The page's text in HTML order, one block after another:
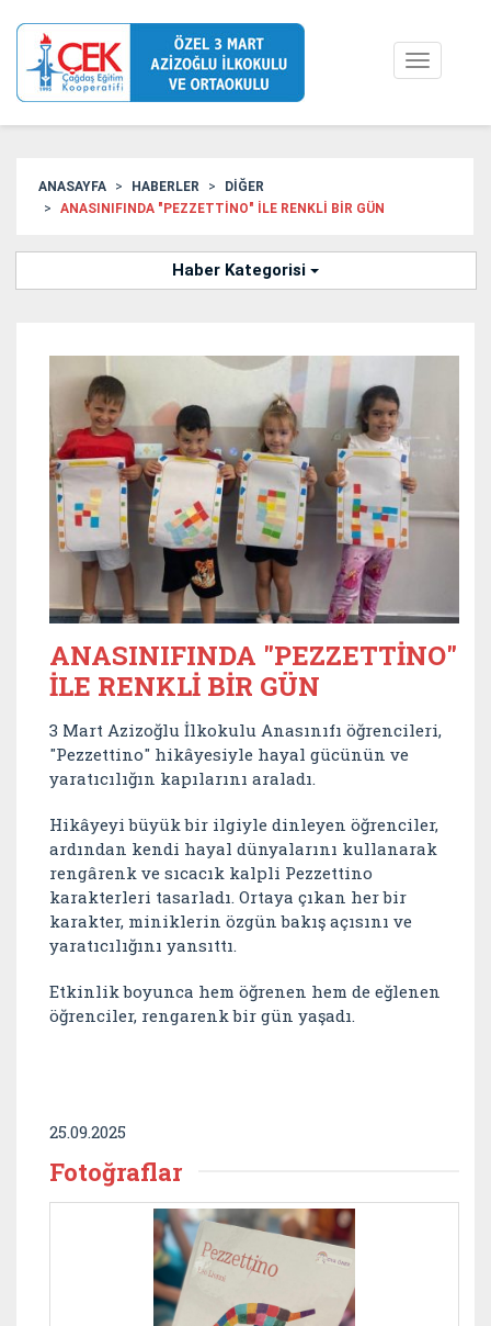
Toggle
navigation
ANASAYFA HABERLER
DİĞER
ANASINIFINDA "PEZZETTİNO" İLE RENKLİ BİR GÜN
Haber Kategorisi
ANASINIFINDA "PEZZETTİNO"
İLE RENKLİ BİR GÜN
3 Mart Azizoğlu İlkokulu Anasınıfı öğrencileri,
"Pezzettino" hikâyesiyle hayal gücünün ve
yaratıcılığın kapılarını araladı.
Hikâyeyi büyük bir ilgiyle dinleyen öğrenciler,
ardından kendi hayal dünyalarını kullanarak
rengârenk ve sıcacık kalpli Pezzettino
karakterleri tasarladı. Ortaya çıkan her bir
karakter, miniklerin özgün bakış açısını ve
yaratıcılığını yansıttı.
Etkinlik boyunca hem öğrenen hem de eğlenen
öğrenciler, rengarenk bir gün yaşadı.
25.09.2025
Fotoğraflar